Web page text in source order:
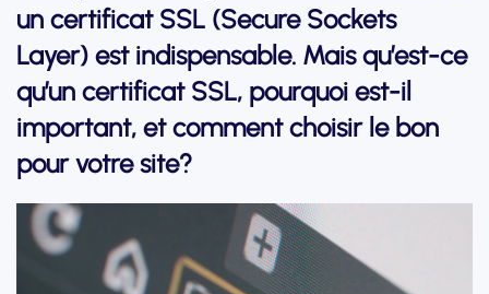
un certificat SSL (Secure Sockets
Layer) est indispensable. Mais qu’est-ce
qu’un certificat SSL, pourquoi est-il
important, et comment choisir le bon
pour votre site?